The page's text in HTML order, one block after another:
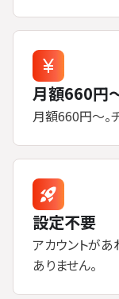
月額660円
月額660円〜。
設定不要
アカウントが
ありません。